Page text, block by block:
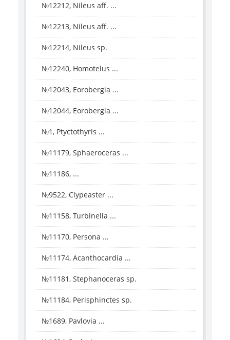
№12212, Nileus aff. ...
№12213, Nileus aff. ...
№12214, Nileus sp.
№12240, Homotelus ...
№12043, Eorobergia ...
№12044, Eorobergia ...
№1, Ptyctothyris ...
№11179, Sphaeroceras ...
№11186, ...
№9522, Clypeaster ...
№11158, Turbinella ...
№11170, Persona ...
№11174, Acanthocardia ...
№11181, Stephanoceras sp.
№11184, Perisphinctes sp.
№1689, Pavlovia ...